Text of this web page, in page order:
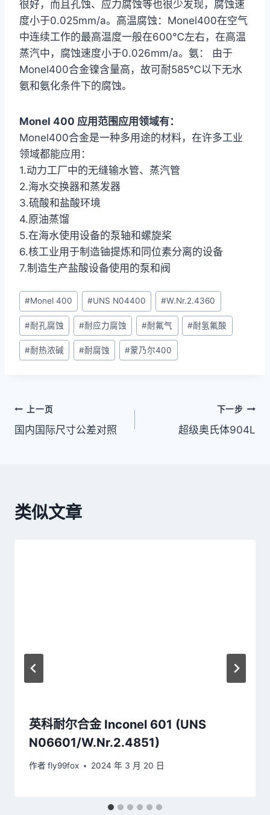
很好，而且孔蚀、应力腐蚀等也很少发现，腐蚀速
度小于0.025mm/a。高温腐蚀：Monel400在空气
中连续工作的最高温度一般在600℃左右，在高温
蒸汽中，腐蚀速度小于0.026mm/a。氨： 由于
Monel400合金镍含量高，故可耐585℃以下无水
氨和氨化条件下的腐蚀。
Monel 400 应用范围应用领域有：
Monel400合金是一种多用途的材料，在许多工业
领域都能应用：
1.动力工厂中的无缝输水管、蒸汽管
2.海水交换器和蒸发器
3.硫酸和盐酸环境
4.原油蒸馏
5.在海水使用设备的泵轴和螺旋桨
6.核工业用于制造铀提炼和同位素分离的设备
7.制造生产盐酸设备使用的泵和阀
文
章
标
签：
#Monel 400 #UNS N04400 #W.Nr.2.4360
#耐孔腐蚀 #耐应力腐蚀 #耐氟气 #耐氢氟酸
#耐热浓碱 #耐腐蚀 #蒙乃尔400
文
章
上一页
国内国际尺寸公差对照
下一步
超级奥氏体904L
类似文章
英科耐尔合金 Inconel 601 (UNS
N06601/W.Nr.2.4851)
作者 fly99fox 2024 年 3 月 20 日